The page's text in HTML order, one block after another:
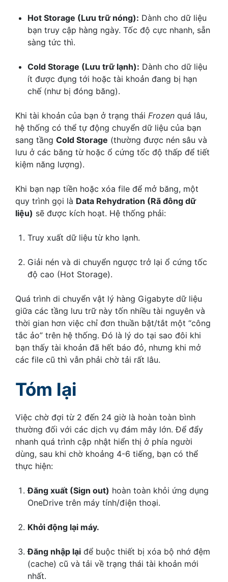
Hot Storage (Lưu trữ nóng): Dành cho dữ liệu
bạn truy cập hàng ngày. Tốc độ cực nhanh, sẵn
sàng tức thì.
Cold Storage (Lưu trữ lạnh): Dành cho dữ liệu
ít được đụng tới hoặc tài khoản đang bị hạn
chế (như bị đóng băng).
Khi tài khoản của bạn ở trạng thái Frozen quá lâu,
hệ thống có thể tự động chuyển dữ liệu của bạn
sang tầng Cold Storage (thường được nén sâu và
lưu ở các băng từ hoặc ổ cứng tốc độ thấp để tiết
kiệm năng lượng).
Khi bạn nạp tiền hoặc xóa file để mở băng, một
quy trình gọi là Data Rehydration (Rã đông dữ
liệu) sẽ được kích hoạt. Hệ thống phải:
Truy xuất dữ liệu từ kho lạnh.
Giải nén và di chuyển ngược trở lại ổ cứng tốc
độ cao (Hot Storage).
Quá trình di chuyển vật lý hàng Gigabyte dữ liệu
giữa các tầng lưu trữ này tốn nhiều tài nguyên và
thời gian hơn việc chỉ đơn thuần bật/tắt một “công
tắc ảo” trên hệ thống. Đó là lý do tại sao đôi khi
bạn thấy tài khoản đã hết báo đỏ, nhưng khi mở
các file cũ thì vẫn phải chờ tải rất lâu.
Tóm lại
Việc chờ đợi từ 2 đến 24 giờ là hoàn toàn bình
thường đối với các dịch vụ đám mây lớn. Để đẩy
nhanh quá trình cập nhật hiển thị ở phía người
dùng, sau khi chờ khoảng 4-6 tiếng, bạn có thể
thực hiện:
Đăng xuất (Sign out) hoàn toàn khỏi ứng dụng
OneDrive trên máy tính/điện thoại.
Khởi động lại máy.
Đăng nhập lại để buộc thiết bị xóa bộ nhớ đệm
(cache) cũ và tải về trạng thái tài khoản mới
nhất.